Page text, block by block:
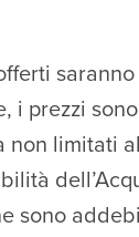
i prezzi
non limitati
sono